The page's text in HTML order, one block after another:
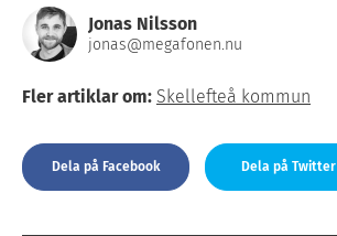
Jonas Nilsson
jonas@megafonen.nu
Fler artiklar om: Skellefteå kommun
Dela på Facebook Dela på Twitter